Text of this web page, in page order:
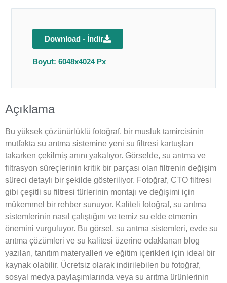
Download - İndir
Boyut: 6048x4024 Px
Açıklama
Bu yüksek çözünürlüklü fotoğraf, bir musluk tamircisinin
mutfakta su arıtma sistemine yeni su filtresi kartuşları
takarken çekilmiş anını yakalıyor. Görselde, su arıtma ve
filtrasyon süreçlerinin kritik bir parçası olan filtrenin değişim
süreci detaylı bir şekilde gösteriliyor. Fotoğraf, CTO filtresi
gibi çeşitli su filtresi türlerinin montajı ve değişimi için
mükemmel bir rehber sunuyor. Kaliteli fotoğraf, su arıtma
sistemlerinin nasıl çalıştığını ve temiz su elde etmenin
önemini vurguluyor. Bu görsel, su arıtma sistemleri, evde su
arıtma çözümleri ve su kalitesi üzerine odaklanan blog
yazıları, tanıtım materyalleri ve eğitim içerikleri için ideal bir
kaynak olabilir. Ücretsiz olarak indirilebilen bu fotoğraf,
sosyal medya paylaşımlarında veya su arıtma ürünlerinin